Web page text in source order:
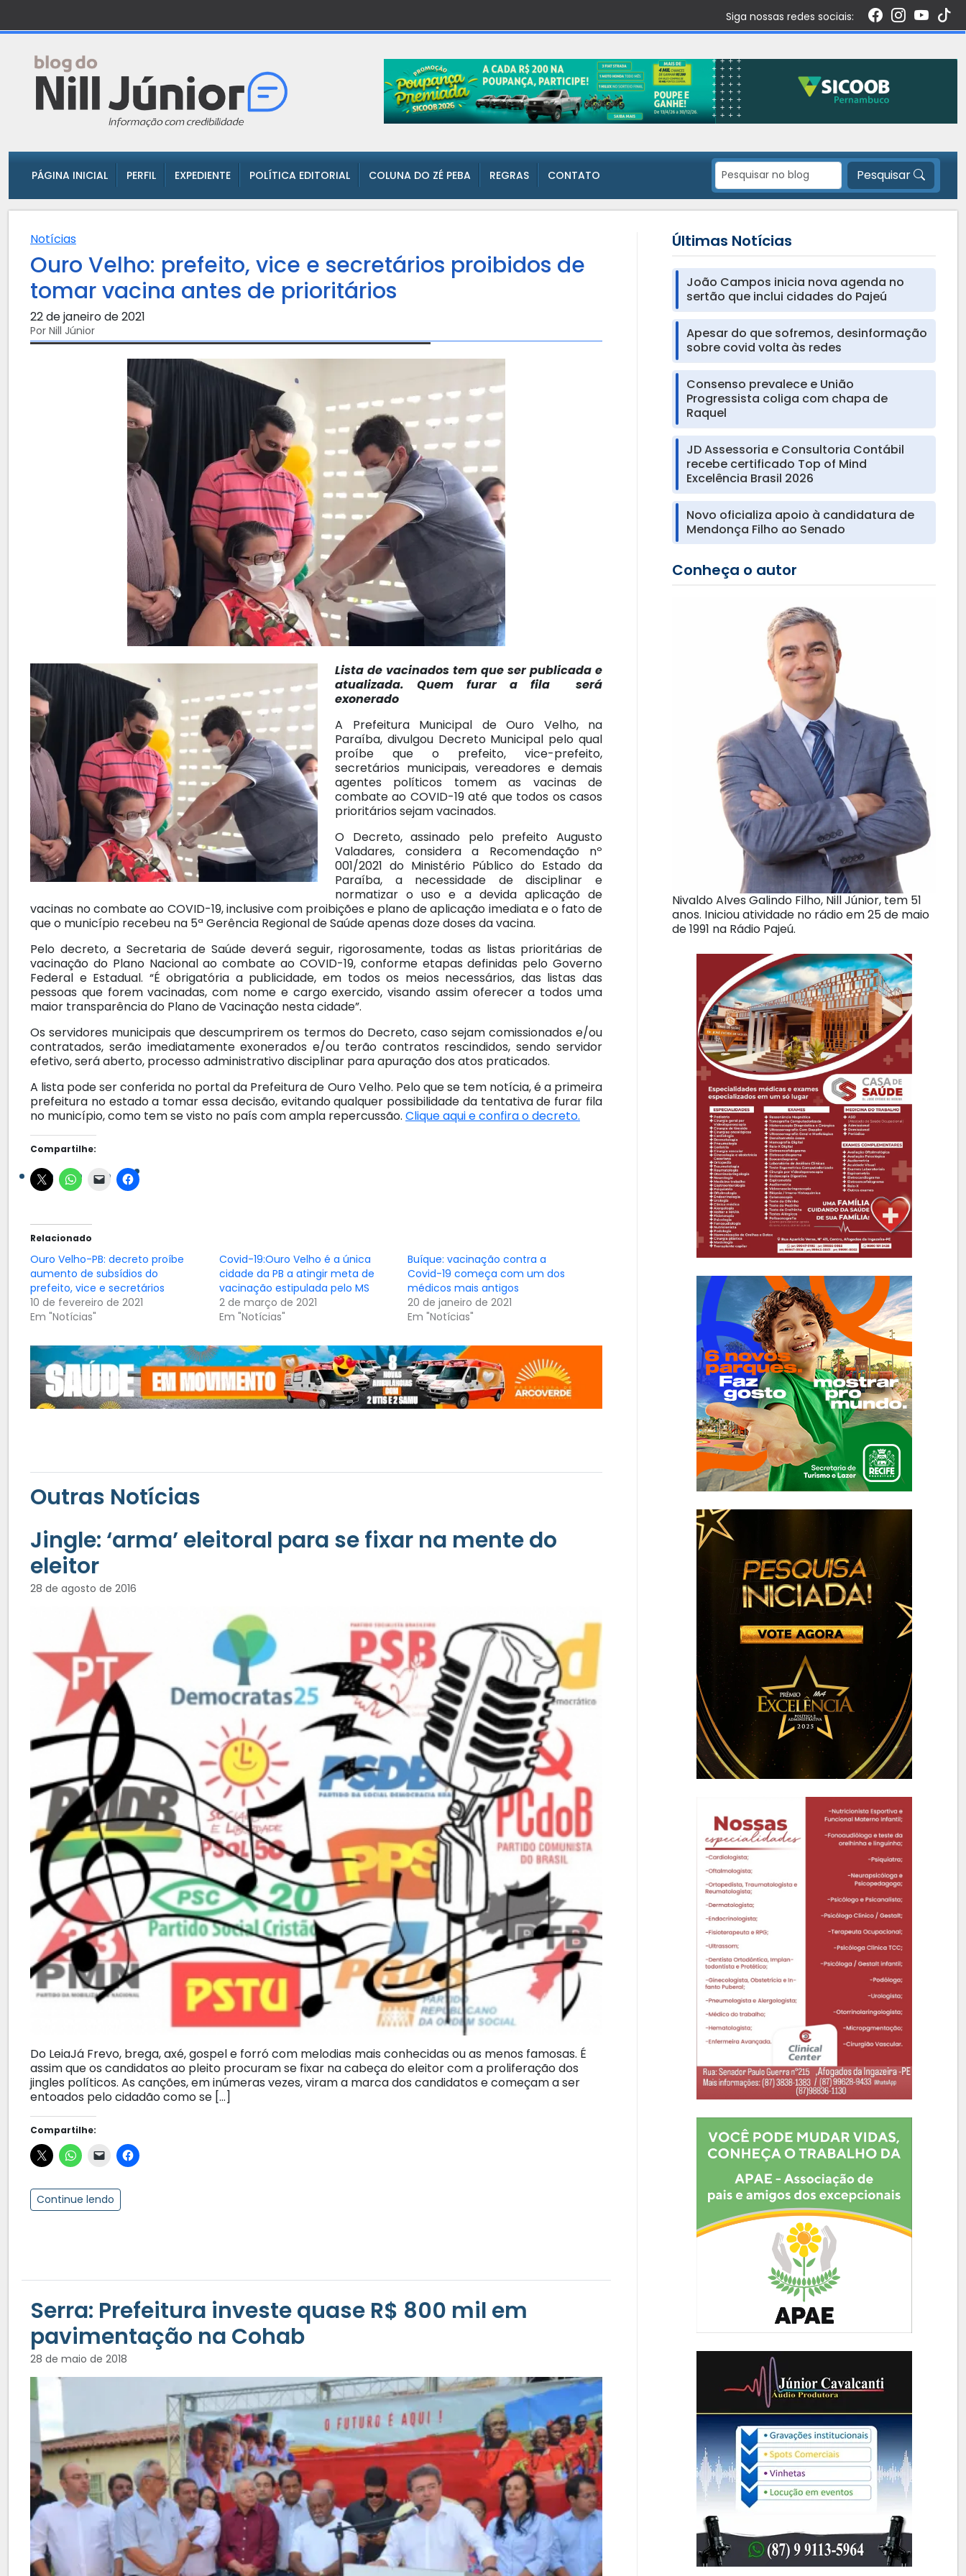
Siga nossas redes sociais:
PÁGINA INICIAL PERFIL EXPEDIENTE POLÍTICA EDITORIAL COLUNA DO ZÉ PEBA REGRAS CONTATO Pesquisar
Notícias
Ouro Velho: prefeito, vice e secretários proibidos de
tomar vacina antes de prioritários
22 de janeiro de 2021
Por Nill Júnior
Lista de vacinados tem que ser publicada e
atualizada. Quem furar a fila será
exonerado
A Prefeitura Municipal de Ouro Velho, na
Paraíba, divulgou Decreto Municipal pelo qual
proíbe que o prefeito, vice-prefeito,
secretários municipais, vereadores e demais
agentes políticos tomem as vacinas de
combate ao COVID-19 até que todos os casos
prioritários sejam vacinados.
O Decreto, assinado pelo prefeito Augusto
Valadares, considera a Recomendação nº
001/2021 do Ministério Público do Estado da
Paraíba, a necessidade de disciplinar e
normatizar o uso e a devida aplicação de
vacinas no combate ao COVID-19, inclusive com proibições e plano de aplicação imediata e o fato de
que o município recebeu na 5ª Gerência Regional de Saúde apenas doze doses da vacina.
Pelo decreto, a Secretaria de Saúde deverá seguir, rigorosamente, todas as listas prioritárias de
vacinação do Plano Nacional ao combate ao COVID-19, conforme etapas definidas pelo Governo
Federal e Estadual. “É obrigatória a publicidade, em todos os meios necessários, das listas das
pessoas que forem vacinadas, com nome e cargo exercido, visando assim oferecer a todos uma
maior transparência do Plano de Vacinação nesta cidade”.
Os servidores municipais que descumprirem os termos do Decreto, caso sejam comissionados e/ou
contratados, serão imediatamente exonerados e/ou terão contratos rescindidos, sendo servidor
efetivo, será aberto, processo administrativo disciplinar para apuração dos atos praticados.
A lista pode ser conferida no portal da Prefeitura de Ouro Velho. Pelo que se tem notícia, é a primeira
prefeitura no estado a tomar essa decisão, evitando qualquer possibilidade da tentativa de furar fila
no município, como tem se visto no país com ampla repercussão. Clique aqui e confira o decreto.
Compartilhe:
Relacionado
Ouro Velho-PB: decreto proíbe
aumento de subsídios do
prefeito, vice e secretários
10 de fevereiro de 2021
Em "Notícias"
Covid-19:Ouro Velho é a única
cidade da PB a atingir meta de
vacinação estipulada pelo MS
2 de março de 2021
Em "Notícias"
Buíque: vacinação contra a
Covid-19 começa com um dos
médicos mais antigos
20 de janeiro de 2021
Em "Notícias"
Outras Notícias
Jingle: ‘arma’ eleitoral para se fixar na mente do
eleitor
28 de agosto de 2016
Do LeiaJá Frevo, brega, axé, gospel e forró com melodias mais conhecidas ou as menos famosas. É
assim que os candidatos ao pleito procuram se fixar na cabeça do eleitor com a proliferação dos
jingles políticos. As canções, em inúmeras vezes, viram a marca dos candidatos e começam a ser
entoados pelo cidadão como se […]
Compartilhe:
Continue lendo
Serra: Prefeitura investe quase R$ 800 mil em
pavimentação na Cohab
28 de maio de 2018
Últimas Notícias
João Campos inicia nova agenda no
sertão que inclui cidades do Pajeú
Apesar do que sofremos, desinformação
sobre covid volta às redes
Consenso prevalece e União
Progressista coliga com chapa de
Raquel
JD Assessoria e Consultoria Contábil
recebe certificado Top of Mind
Excelência Brasil 2026
Novo oficializa apoio à candidatura de
Mendonça Filho ao Senado
Conheça o autor
Nivaldo Alves Galindo Filho, Nill Júnior, tem 51
anos. Iniciou atividade no rádio em 25 de maio
de 1991 na Rádio Pajeú.